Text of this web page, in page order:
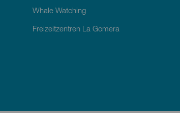
Whale Watching
Freizeitzentren La Gomera